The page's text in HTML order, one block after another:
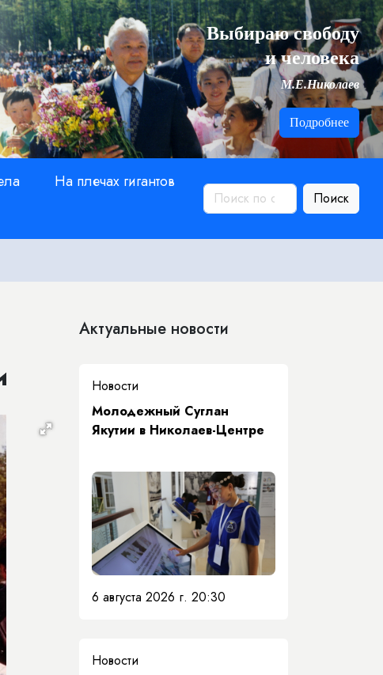
Выбираю свободу
и человека
М.Е.Николаев
Подробнее
На плечах гигантов
Поиск
Актуальные новости
Новости
Молодежный Суглан
Якутии в Николаев-Центре
6 августа 2026 г. 20:30
Новости